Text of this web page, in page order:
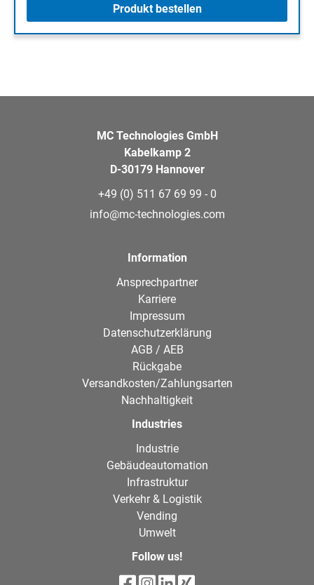
Produkt bestellen
MC Technologies GmbH
Kabelkamp 2
D-30179 Hannover
+49 (0) 511 67 69 99 - 0
info@mc-technologies.com
Information
Ansprechpartner
Karriere
Impressum
Datenschutzerklärung
AGB / AEB
Rückgabe
Versandkosten/Zahlungsarten
Nachhaltigkeit
Industries
Industrie
Gebäudeautomation
Infrastruktur
Verkehr & Logistik
Vending
Umwelt
Follow us!